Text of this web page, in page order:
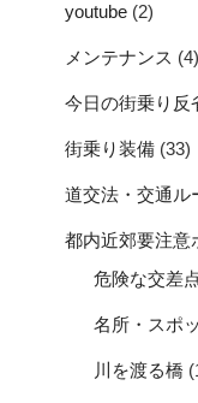
youtube (2)
メンテナンス (4)
今日の街乗り反
街乗り装備 (33)
道交法・交通ル
都内近郊要注意
危険な交差
名所・スポ
川を渡る橋